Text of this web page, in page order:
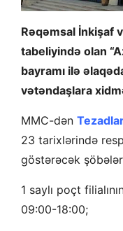
Rəqəmsal İnkişaf
tabeliyində olan
bayramı ilə
vətəndaşlara
MMC-dən
23 tarixlərində
göstərəcək
1 saylı poçt
09:00-18:00;